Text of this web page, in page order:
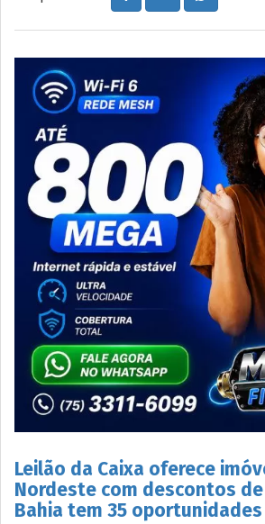
Leilão da Caixa oferece
Nordeste com descontos
Bahia tem 35 oportunidades